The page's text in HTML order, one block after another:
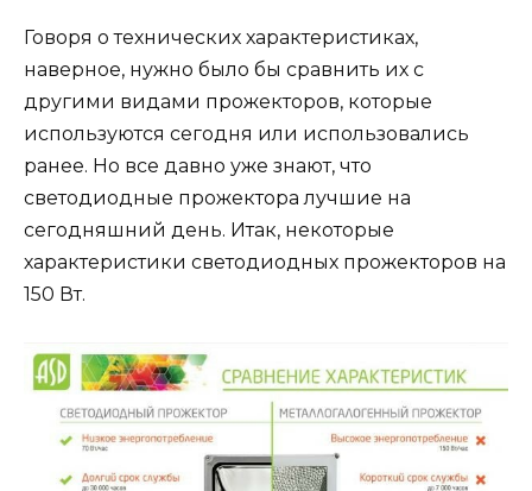
Говоря о технических характеристиках,
наверное, нужно было бы сравнить их с
другими видами прожекторов, которые
используются сегодня или использовались
ранее. Но все давно уже знают, что
светодиодные прожектора лучшие на
сегодняшний день. Итак, некоторые
характеристики светодиодных прожекторов на
150 Вт.